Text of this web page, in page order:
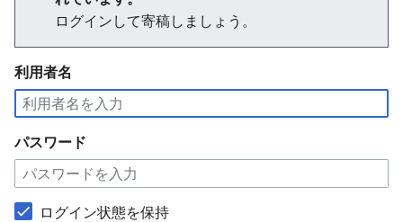
ログインして寄稿しましょう。
利用者名
パスワード
ログイン状態を保持